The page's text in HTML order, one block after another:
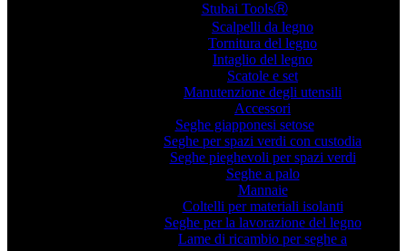
Stubai ToolsⓇ
Scalpelli da legno
Tornitura del legno
Intaglio del legno
Scatole e set
Manutenzione degli utensili
Accessori
Seghe giapponesi setose
Seghe per spazi verdi con custodia
Seghe pieghevoli per spazi verdi
Seghe a palo
Mannaie
Coltelli per materiali isolanti
Seghe per la lavorazione del legno
Lame di ricambio per seghe a